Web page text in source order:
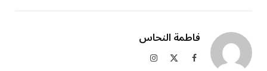
فاطمة النحاس
فيسبوك الانستغرام